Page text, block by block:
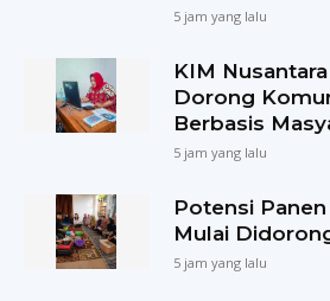
5 jam yang lalu
KIM
Dorong
Berbasis
5 jam yang lalu
Potensi
Mulai
5 jam yang lalu